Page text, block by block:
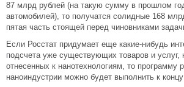
87 млрд рублей (на такую сумму в прошлом
автомобилей), то получатся солидные 168
пятая часть стоящей перед чиновниками
Если Росстат придумает еще какие-нибудь
подсчета уже существующих товаров и услуг,
отнесенных к нанотехнологиям, то программу
наноиндустрии можно будет выполнить к